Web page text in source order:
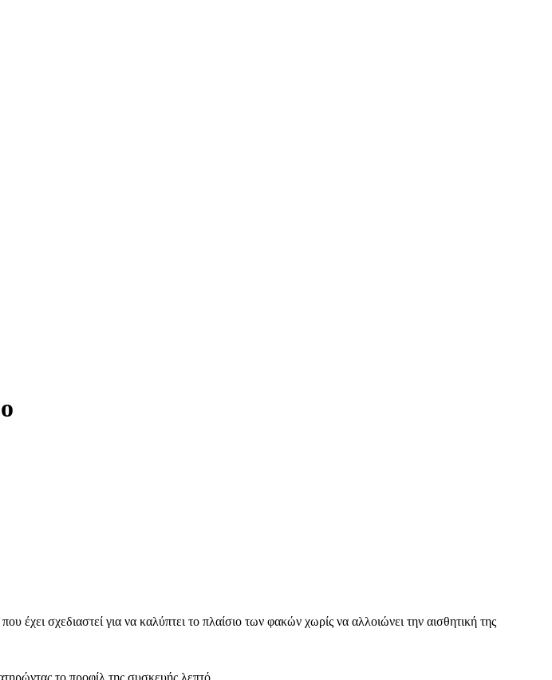
έχει σχεδιαστεί για να καλύπτει το πλαίσιο των φακών χωρίς να αλλοιώνει την αισθητική της